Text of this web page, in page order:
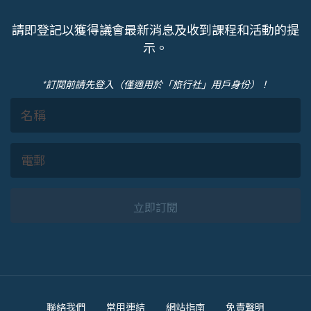
請即登記以獲得議會最新消息及收到課程和活動的提
示。
*訂閱前請先登入（僅適用於「旅行社」用戶身份）！
立即訂閱
聯絡我們 常用連結 網站指南 免責聲明